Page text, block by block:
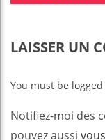
LAISSER UN
You must be
Notifiez-moi des
pouvez aussi